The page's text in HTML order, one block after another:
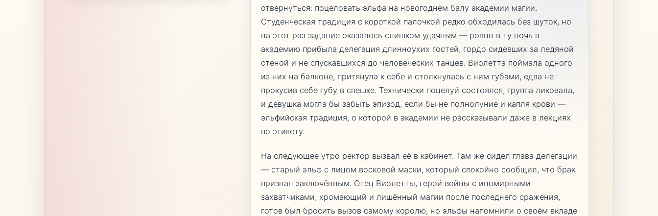
отвернуться: поцеловать эльфа на новогоднем балу академии магии.
Студенческая традиция с короткой палочкой редко обходилась без шуток, но
на этот раз задание оказалось слишком удачным — ровно в ту ночь в
академию прибыла делегация длинноухих гостей, гордо сидевших за ледяной
стеной и не спускавшихся до человеческих танцев. Виолетта поймала одного
из них на балконе, притянула к себе и столкнулась с ним губами, едва не
прокусив себе губу в спешке. Технически поцелуй состоялся, группа ликовала,
и девушка могла бы забыть эпизод, если бы не полнолуние и капля крови —
эльфийская традиция, о которой в академии не рассказывали даже в лекциях
по этикету.
На следующее утро ректор вызвал её в кабинет. Там же сидел глава делегации
— старый эльф с лицом восковой маски, который спокойно сообщил, что брак
признан заключённым. Отец Виолетты, герой войны с иномирными
захватчиками, хромающий и лишённый магии после последнего сражения,
готов был бросить вызов самому королю, но эльфы напомнили о своём вкладе